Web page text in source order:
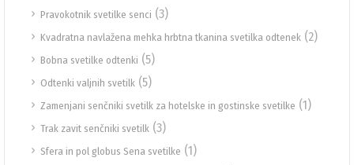
Pravokotnik svetilke senci (3)
Kvadratna navlažena mehka hrbtna tkanina svetilka odtenek (2)
Bobna svetilke odtenki (5)
Odtenki valjnih svetilk (5)
Zamenjani senčniki svetilk za hotelske in gostinske svetilke (1)
Trak zavit senčniki svetilk (3)
Sfera in pol globus Sena svetilke (1)